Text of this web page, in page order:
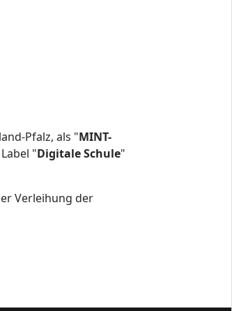
Pfalz, als "MINT-
"Digitale Schule"
Verleihung der